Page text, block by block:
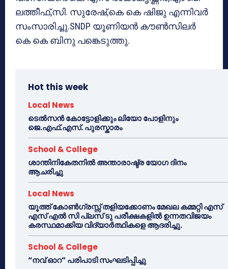
ലത്തീഫ്,സി. സുരേഷ്,കെ കെ ഷിജു എന്നിവര്‍
സംസാരിച്ചു.SNDP യൂണിയന്‍ കൗണ്‍സിലര്‍
കെ കെ ബിനു പങ്കെടുത്തു.
Hot this week
Local News
ടെൽസൻ കോട്ടോളിക്കും ലിയോ പോളിനും
ജെ.എഫ്.എസ്. പുരസ്കാരം
School & College
ശാന്തിനികേതനിൽ അന്താരാഷ്ട്ര യോഗ ദിനം
ആചരിച്ചു
Local News
യൂത്ത് കോൺഗ്രസ്സ് തളിയക്കോണം മേഖല കമ്മറ്റി എസ്
എസ് എൽ സി പ്ലസ് ടു പരീക്ഷകളിൽ ഉന്നതവിജയം
കരസ്ഥമാക്കിയ വിദ്യാർത്ഥികളെ ആദരിച്ചു.
School & College
“നവ് ഓറ” പരിപാടി സംഘടിപ്പിച്ചു